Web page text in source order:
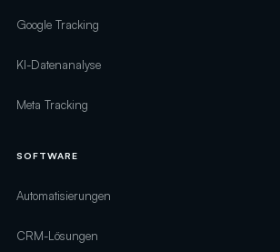
Google Tracking
KI-Datenanalyse
Meta Tracking
SOFTWARE
Automatisierungen
CRM-Lösungen